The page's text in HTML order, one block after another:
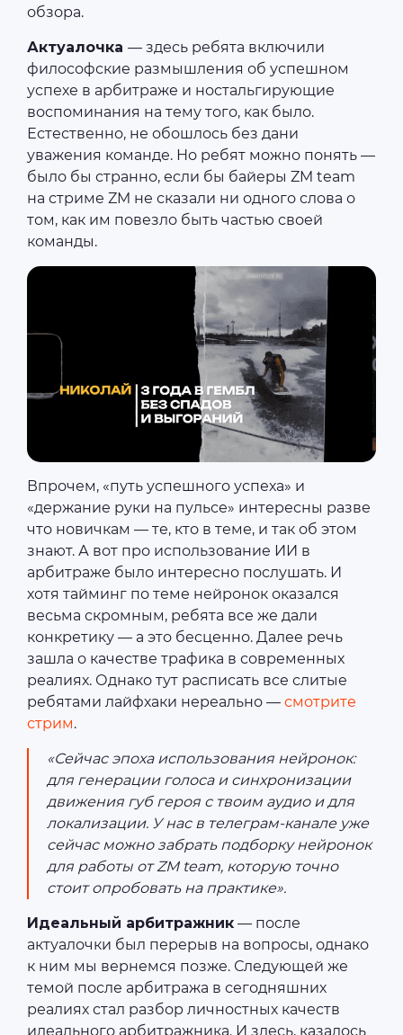
обзора.
Актуалочка — здесь ребята включили
философские размышления об успешном
успехе в арбитраже и ностальгирующие
воспоминания на тему того, как было.
Естественно, не обошлось без дани
уважения команде. Но ребят можно понять —
было бы странно, если бы байеры ZM team
на стриме ZM не сказали ни одного слова о
том, как им повезло быть частью своей
команды.
Впрочем, «путь успешного успеха» и
«держание руки на пульсе» интересны разве
что новичкам — те, кто в теме, и так об этом
знают. А вот про использование ИИ в
арбитраже было интересно послушать. И
хотя тайминг по теме нейронок оказался
весьма скромным, ребята все же дали
конкретику — а это бесценно. Далее речь
зашла о качестве трафика в современных
реалиях. Однако тут расписать все слитые
ребятами лайфхаки нереально — смотрите
стрим.
«Сейчас эпоха использования нейронок:
для генерации голоса и синхронизации
движения губ героя с твоим аудио и для
локализации. У нас в телеграм-канале уже
сейчас можно забрать подборку нейронок
для работы от ZM team, которую точно
стоит опробовать на практике».
Идеальный арбитражник — после
актуалочки был перерыв на вопросы, однако
к ним мы вернемся позже. Следующей же
темой после арбитража в сегодняшних
реалиях стал разбор личностных качеств
идеального арбитражника. И здесь, казалось